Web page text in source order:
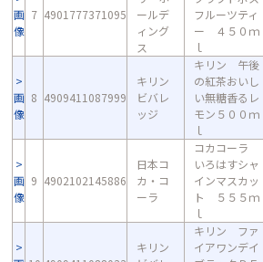
画
像
7 4901777371095
ールデ
ィング
ス
フルーツティ
ー ４５０ｍ
ｌ
画
像
8 4909411087999
キリン
ビバレ
ッジ
キリン 午後
の紅茶おいし
い無糖香るレ
モン５００ｍ
ｌ
画
像
9 4902102145886
日本コ
カ・コ
ーラ
コカコーラ
いろはすシャ
インマスカッ
ト ５５５ｍ
ｌ
キリン
キリン ファ
イアワンデイ